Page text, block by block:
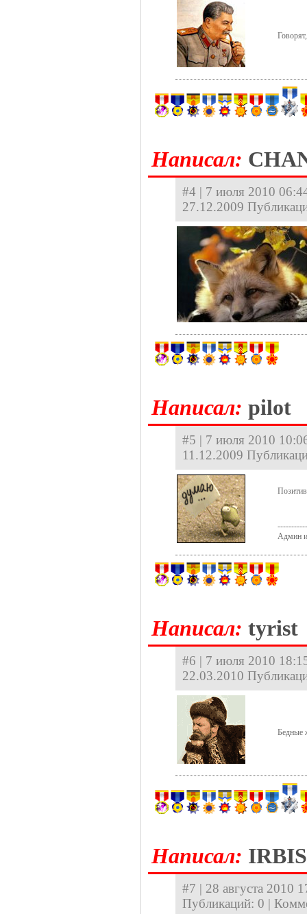
Hаписал:
#4 | 7 июля 2010
27.12.2009
Hаписал: pilot
#5 | 7 июля 2010
11.12.2009
Админ
Hаписал: tyrist
#6 | 7 июля 2010
22.03.2010
Бедные
Hаписал: IRBIS
#7 | 28 августа 2010
Публикаций: 0 |